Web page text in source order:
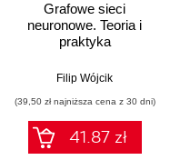
Grafowe sieci
neuronowe. Teoria i
praktyka
Filip Wójcik
(39,50 zł najniższa cena z 30 dni)
41.87 zł